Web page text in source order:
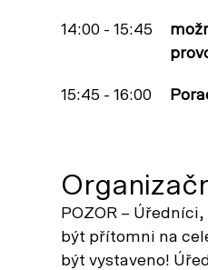
14:00 - 15:45
15:45 - 16:00
POZOR –
být přítomni na
být vystaveno!